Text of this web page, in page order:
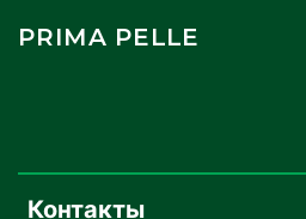
Контакты
PRIMA PELLE